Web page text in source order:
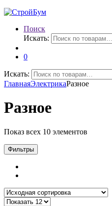
Поиск
Искать:
0
Искать:
ГлавнаяЭлектрикаРазное
Разное
Показ всех 10 элементов
Фильтры